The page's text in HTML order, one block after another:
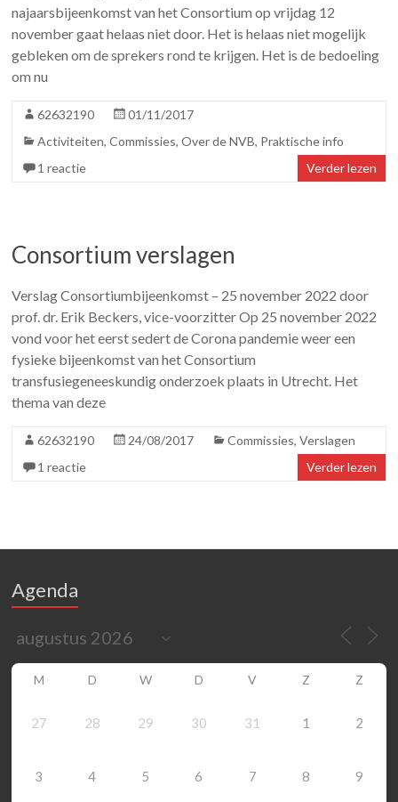
najaarsbijeenkomst van het Consortium op vrijdag 12
november gaat helaas niet door. Het is helaas niet mogelijk
gebleken om de sprekers rond te krijgen. Het is de bedoeling
om nu
62632190
01/11/2017
Activiteiten,Commissies,Over de NVB, Praktische info
1 reactie
Verder lezen
Consortium verslagen
Verslag Consortiumbijeenkomst – 25 november 2022 door
prof. dr. Erik Beckers, vice-voorzitter Op 25 november 2022
vond voor het eerst sedert de Corona pandemie weer een
fysieke bijeenkomst van het Consortium
transfusiegeneeskundig onderzoek plaats in Utrecht. Het
thema van deze
62632190 24/08/2017 Commissies,Verslagen
1 reactie
Verder lezen
Agenda
M D W D V Z Z
27 28 29 30 31 1 2
3 4 5 6 7 8 9